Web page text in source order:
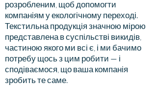
розробленим, щоб допомогти
компаніям у екологічному переході.
Текстильна продукція значною мірою
представлена в суспільстві викидів,
частиною якого ми всі є, і ми бачимо
потребу щось з цим робити — і
сподіваємося, що ваша компанія
зробить те саме.